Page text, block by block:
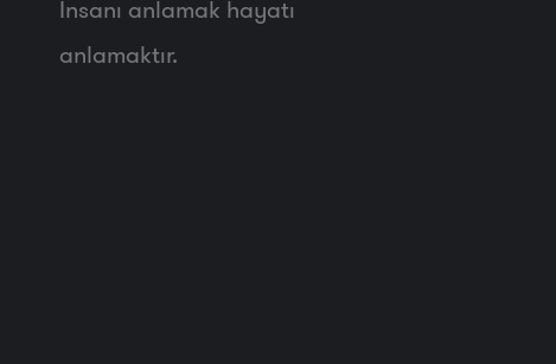
İnsanı anlamak hayatı
anlamaktır.